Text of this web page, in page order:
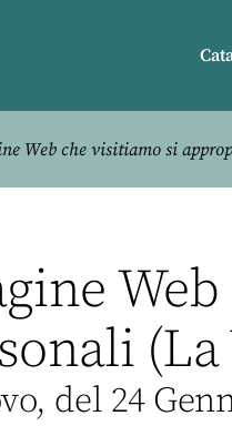
Web che visitiamo si
(La
del 24